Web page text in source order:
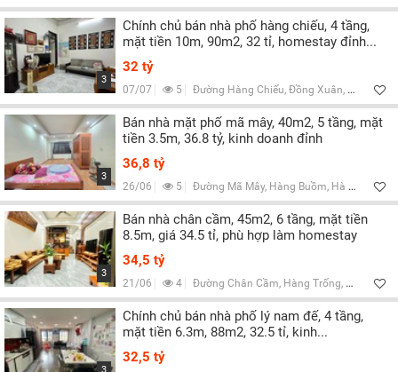
3
Chính chủ bán nhà phố hàng chiếu, 4 tầng,
mặt tiền 10m, 90m2, 32 tỉ, homestay đỉnh...
32 tỷ
07/07 5 Đường Hàng Chiếu, Đồng Xuân, Hà Nội
3
Bán nhà mặt phố mã mây, 40m2, 5 tầng, mặt
tiền 3.5m, 36.8 tỷ, kinh doanh đỉnh
36,8 tỷ
26/06 5 Đường Mã Mây, Hàng Buồm, Hà Nội
3
Bán nhà chân cầm, 45m2, 6 tầng, mặt tiền
8.5m, giá 34.5 tỉ, phù hợp làm homestay
34,5 tỷ
21/06 4 Đường Chân Cầm, Hàng Trống, Hà Nội
Chính chủ bán nhà phố lý nam đế, 4 tầng,
mặt tiền 6.3m, 88m2, 32.5 tỉ, kinh...
32,5 tỷ